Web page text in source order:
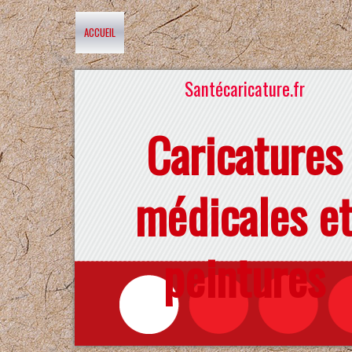
ACCUEIL
Santécaricature.fr
Caricatures
médicales
peintures